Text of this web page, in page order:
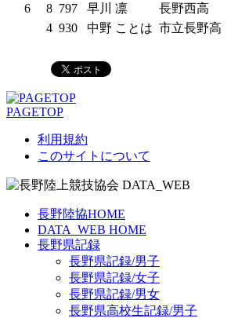
6
8 797 早川 凛 長野西高
4 930 中野 ことは 市立長野高
PAGETOP
利用規約
このサイトについて
長野陸協HOME
DATA_WEB HOME
長野県記録
長野県記録/男子
長野県記録/女子
長野県記録/男女
長野県高校生記録/男子